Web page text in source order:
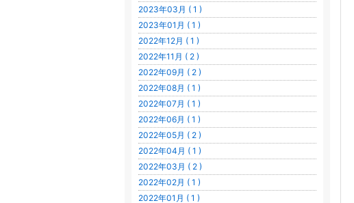
2023年03月 ( 1 )
2023年01月 ( 1 )
2022年12月 ( 1 )
2022年11月 ( 2 )
2022年09月 ( 2 )
2022年08月 ( 1 )
2022年07月 ( 1 )
2022年06月 ( 1 )
2022年05月 ( 2 )
2022年04月 ( 1 )
2022年03月 ( 2 )
2022年02月 ( 1 )
2022年01月 ( 1 )